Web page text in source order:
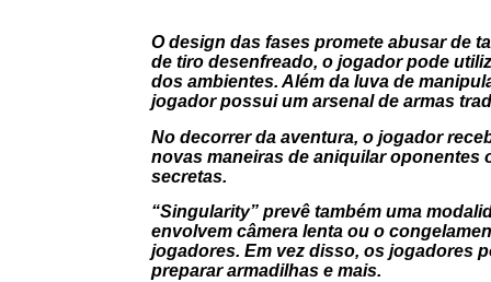
O design das fases promete abusar de
de tiro desenfreado, o jogador pode
dos ambientes. Além da luva de
jogador possui um arsenal de armas
No decorrer da aventura, o jogador
novas maneiras de aniquilar oponentes
secretas.
“Singularity” prevê também uma
envolvem câmera lenta ou o
jogadores. Em vez disso, os jogadores
preparar armadilhas e mais.